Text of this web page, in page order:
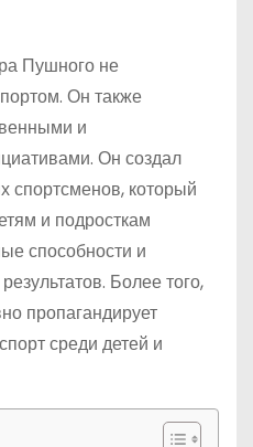
Пушного не
Он также
и
Он создал
который
и подросткам
способности и
Более того,
пропагандирует
среди детей и